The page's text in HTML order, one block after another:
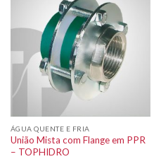
ÁGUA QUENTE E FRIA
União Mista com Flange em PPR
– TOPHIDRO